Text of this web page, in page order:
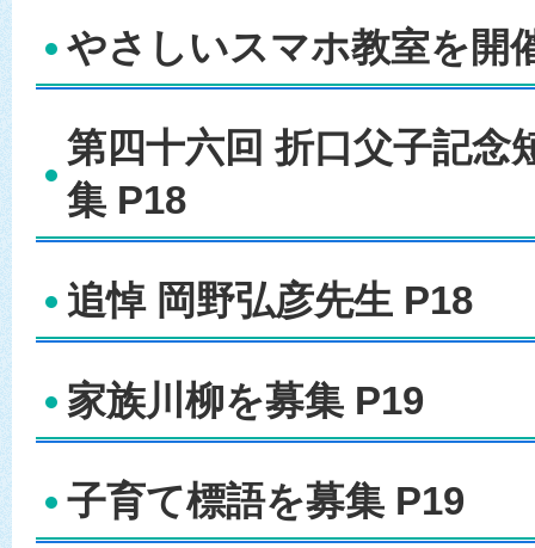
やさしいスマホ教室を開
第四十六回 折口父子記念
集 P18
追悼 岡野弘彦先生 P18
家族川柳を募集 P19
子育て標語を募集 P19